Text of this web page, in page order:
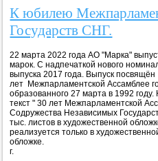
К юбилею
Государств СНГ.
22 марта 2022 года АО "Марка"
марок. С надпечаткой нового
выпуска 2017 года. Выпуск
лет Межпарламентской Ассамблее
образованного 27 марта в 1992
текст " 30 лет Межпарламентской
Содружества Независимых
тыс. листов в художественной
реализуется только в
обложке.
г. Марка